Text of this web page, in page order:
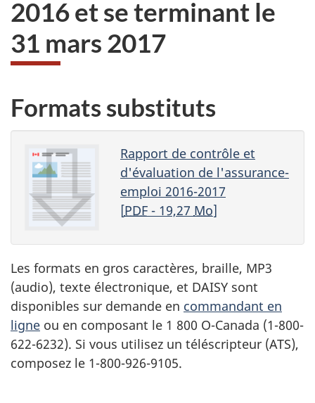
2016 et se terminant le
31 mars 2017
Formats substituts
Rapport de contrôle et
d'évaluation de l'assurance-
emploi 2016-2017
[PDF- 19,27 Mo]
Les formats en gros caractères, braille, MP3
(audio), texte électronique, et DAISY sont
disponibles sur demande en commandant en
ligne ou en composant le 1 800 O-Canada (1-800-
622-6232). Si vous utilisez un téléscripteur (ATS),
composez le 1-800-926-9105.